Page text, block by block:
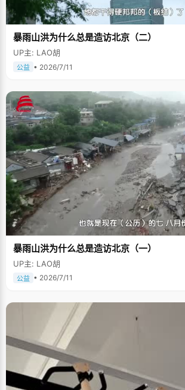
暴雨山洪为什么总是造访北京（二）
UP主: LAO胡
公益 • 2026/7/11
暴雨山洪为什么总是造访北京（一）
UP主: LAO胡
公益 • 2026/7/11